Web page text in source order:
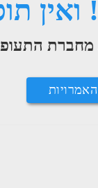
מחברת